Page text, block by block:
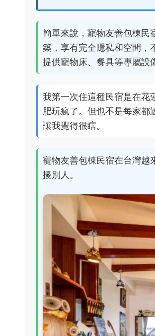
簡單來說，寵物友善包棟民
築，享有完全隱私和空間，
提供寵物床、餐具等專屬設
我第一次住這種民宿是在花
肥玩瘋了。但也不是每家都
讓我覺得很瞎。
寵物友善包棟民宿在台灣越
擾別人。